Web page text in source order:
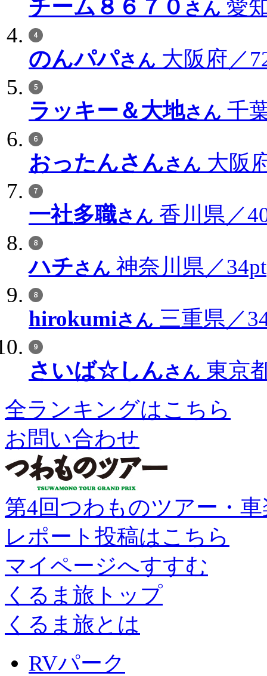
チーム８６７０ さん 愛
のんパパさん 大阪府／
ラッキー＆大地さん 千
おったんさんさん 大阪
一社多職さん 香川県／
ハチさん 神奈川県／34pt
hirokumiさん 三重県／
さいば☆しんさん 東京
全ランキングはこちら
お問い合わせ
第4回つわものツアー・
レポート投稿はこちら
マイページへすすむ
くるま旅トップ
くるま旅とは
RVパーク